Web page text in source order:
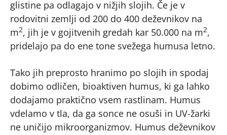
glistine pa odlagajo v nižjih slojih. Če je v
rodovitni zemlji od 200 do 400 deževnikov na
m2, jih je v gojitvenih gredah kar 50.000 na m2,
pridelajo pa do ene tone svežega humusa letno.
Tako jih preprosto hranimo po slojih in spodaj
dobimo odličen, bioaktiven humus, ki ga lahko
dodajamo praktično vsem rastlinam. Humus
vdelamo v tla, da ga sonce ne osuši in UV-žarki
ne uničijo mikroorganizmov. Humus deževnikov